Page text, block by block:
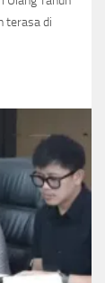
terasa di